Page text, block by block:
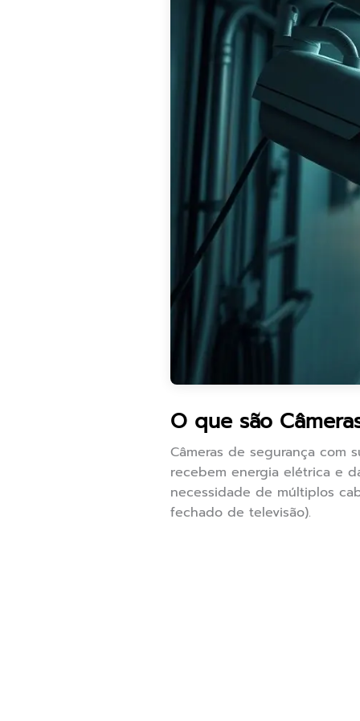
O que são
Câmeras de segurança com
recebem energia elétrica e
necessidade de múltiplos
fechado de televisão).